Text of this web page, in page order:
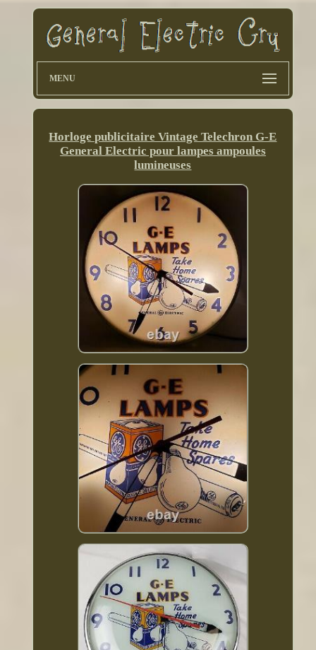
MENU
Horloge publicitaire Vintage Telechron G-E
General Electric pour lampes ampoules
lumineuses